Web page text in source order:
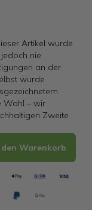
Artikel wurde
nie
an der
wurde
Wahl – wir
Zweite
den Warenkorb